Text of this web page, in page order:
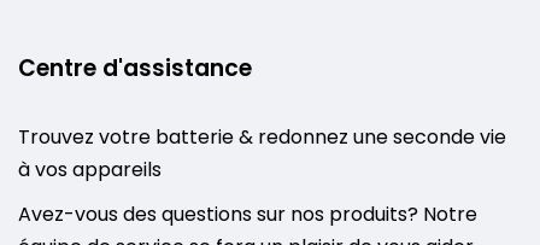
Centre d'assistance
Trouvez votre batterie & redonnez une seconde vie
à vos appareils
Avez-vous des questions sur nos produits? Notre